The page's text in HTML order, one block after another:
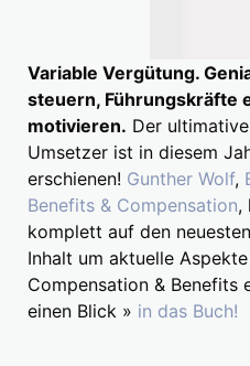
Variable Vergütung.
steuern, Führungskräfte
motivieren. Der
Umsetzer ist in diesem
erschienen! Gunther Wolf,
Benefits & Compensation,
komplett auf den
Inhalt um aktuelle
Compensation & Benefits
einen Blick » in das Buch!